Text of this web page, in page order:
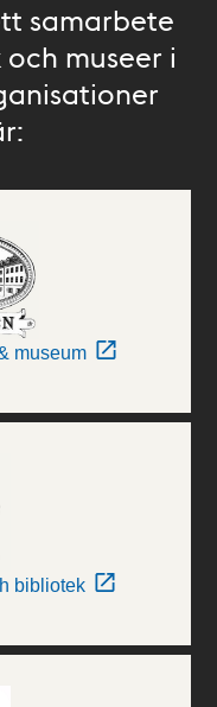
samarbete
museer i
museum
bibliotek